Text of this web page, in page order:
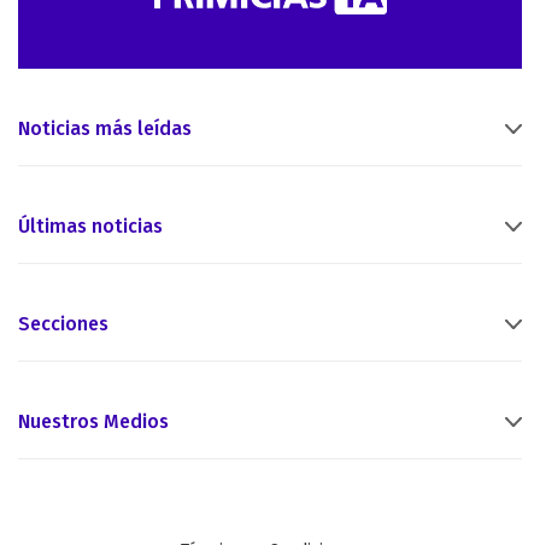
Noticias más leídas
Últimas noticias
Secciones
Nuestros Medios